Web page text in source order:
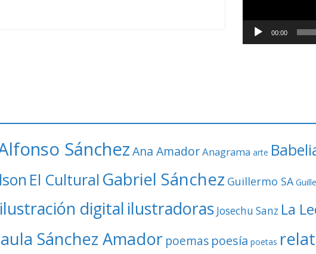
c
í
e
00:00
SánchezAna AmadorAnagrama arte
El Cultural Gabriel Sánchez Guillermo SA
ilustración digital ilustradoras Josechu Sanz La
Sánchez Amador poemas poesía poetas